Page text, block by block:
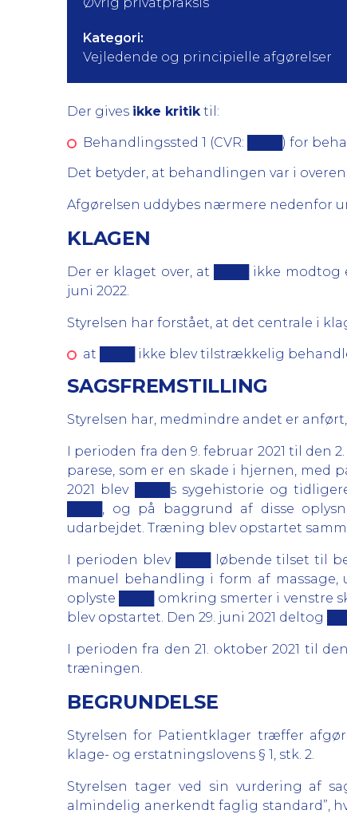
Kategori:
Vejledende og principielle afgørelser
Der gives ikke kritiktil:
Behandlingssted 1 (CVR: ████) for
Det betyder, at behandlingen var i
Afgørelsen uddybes nærmere nedenfor
KLAGEN
Der er klaget over, at ████ ikke
juni 2022.
Styrelsen har forstået, at det centrale i
at ████ ikke blev tilstrækkelig
SAGSFREMSTILLING
Styrelsen har, medmindre andet er
I perioden fra den 9. februar 2021 til den
parese, som er en skade i hjernen, med
2021 blev ████s sygehistorie og
████, og på baggrund af disse
udarbejdet. Træning blev opstartet
I perioden blev ████ løbende tilset til
manuel behandling i form af
oplyste ████ omkring smerter i venstre
blev opstartet. Den 29. juni 2021 deltog
I perioden fra den 21. oktober 2021 til
træningen.
BEGRUNDELSE
Styrelsen for Patientklager træffer
klage- og erstatningslovens § 1, stk. 2.
Styrelsen tager ved sin vurdering af
almindelig anerkendt faglig standard”,